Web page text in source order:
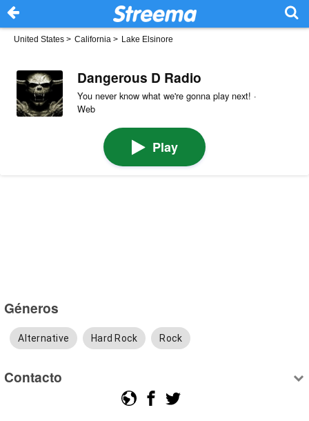
United States > California > Lake Elsinore
Dangerous D Radio
You never know what we're gonna play next! ·
Web
Play
Géneros
Alternative Hard Rock Rock
Contacto